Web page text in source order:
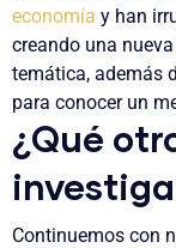
economía y han
creando una
temática, además
para conocer un
¿Qué
Continuemos con